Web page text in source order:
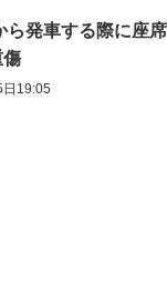
ら発車する際に座
傷
19:05